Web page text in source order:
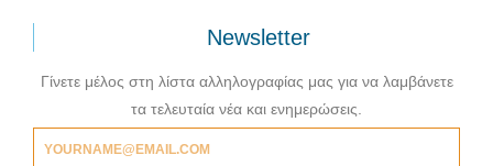
Newsletter
Γίνετε μέλος στη λίστα αλληλογραφίας μας για να λαμβάνετε
τα τελευταία νέα και ενημερώσεις.